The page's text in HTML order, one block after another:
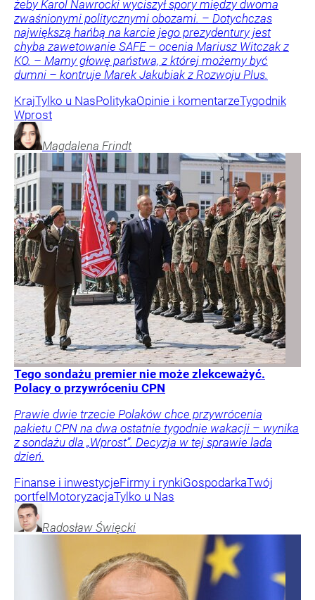
żeby Karol Nawrocki wyciszył spory między dwoma
zwaśnionymi politycznymi obozami. – Dotychczas
największą hańbą na karcie jego prezydentury jest
chyba zawetowanie SAFE – ocenia Mariusz Witczak z
KO. – Mamy głowę państwa, z której możemy być
dumni – kontruje Marek Jakubiak z Rozwoju Plus.
KrajTylko u NasPolitykaOpinie i komentarzeTygodnik
Wprost
Magdalena Frindt
Tego sondażu premier nie może zlekceważyć.
Polacy o przywróceniu CPN
Prawie dwie trzecie Polaków chce przywrócenia
pakietu CPN na dwa ostatnie tygodnie wakacji – wynika
z sondażu dla „Wprost”. Decyzja w tej sprawie lada
dzień.
Finanse i inwestycjeFirmy i rynkiGospodarkaTwój
portfelMotoryzacjaTylko u Nas
Radosław Święcki